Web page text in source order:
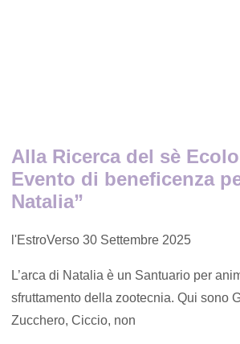
Alla Ricerca del sè
Evento di beneficenza
Natalia”
l'EstroVerso30 Settembre 2025
L’arca di Natalia è un Santuario per
sfruttamento della zootecnia. Qui sono
Zucchero, Ciccio, non